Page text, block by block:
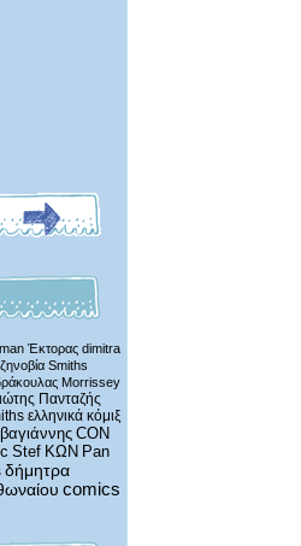
Έκτορας dimitra
ζηνοβία Smiths
Morrissey
Πανταζής
ελληνικά κόμιξ
CON
Stef ΚΩΝ Pan
δήμητρα
comics